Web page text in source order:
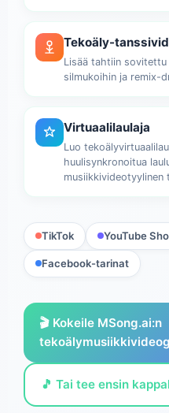
Tekoäly-
Lisää tahtiin
silmukoihin ja remix-
Virtuaalilaulaja
Luo
huulisynkronoitua
musiikkivideotyylinen
TikTok YouTube
Facebook-tarinat
🎬 Kokeile MSong.ai:n
🎵 Tai tee ensin